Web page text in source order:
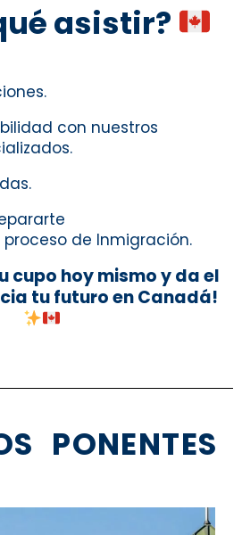
asistir?
con nuestros
de Inmigración.
cupo hoy mismo y da el
tu futuro en Canadá!
PONENTES